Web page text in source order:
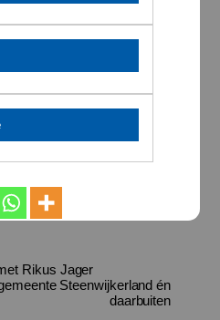
Rikus Jager
Steenwijkerland én
daarbuiten